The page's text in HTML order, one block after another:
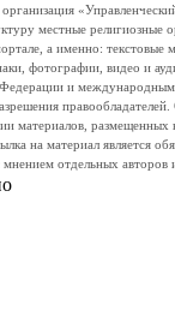
местные религиозные
а именно: текстовые
фотографии, видео и
Федерации и
правообладателей.
материалов, размещенных
на материал является
отдельных авторов